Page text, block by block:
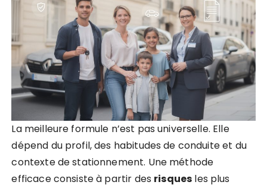
La meilleure formule n’est pas universelle. Elle
dépend du profil, des habitudes de conduite et du
contexte de stationnement. Une méthode
efficace consiste à partir des risques les plus